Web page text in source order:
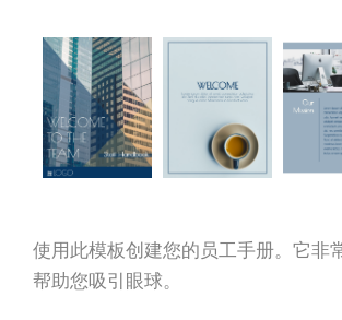
使用此模板创建您的员工手册。它非
帮助您吸引眼球。